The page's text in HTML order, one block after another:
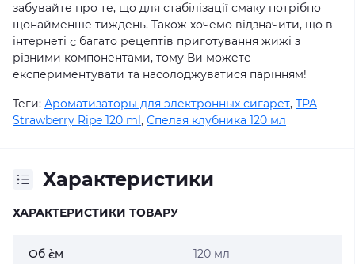
забувайте про те, що для стабілізації смаку потрібно
щонайменше тиждень. Також хочемо відзначити, що в
інтернеті є багато рецептів приготування жижі з
різними компонентами, тому Ви можете
експериментувати та насолоджуватися парінням!
Теги: Ароматизаторы для электронных сигарет, TPA
Strawberry Ripe 120 ml, Спелая клубника 120 мл
Характеристики
ХАРАКТЕРИСТИКИ ТОВАРУ
Об `єм 120 мл